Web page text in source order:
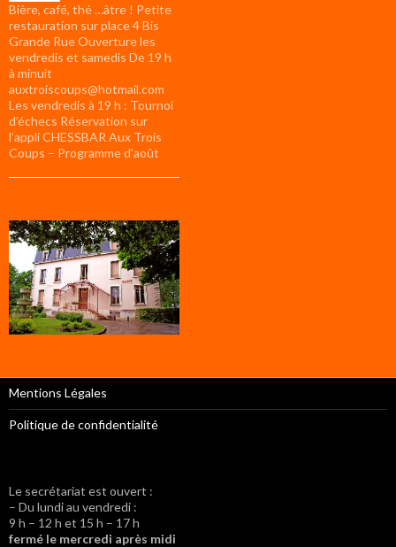
Bière, café, thé …âtre ! Petite
restauration sur place 4 Bis
Grande Rue Ouverture les
vendredis et samedis De 19 h
à minuit
auxtroiscoups@hotmail.com
Les vendredis à 19 h : Tournoi
d’échecs Réservation sur
l’appli CHESSBAR Aux Trois
Coups – Programme d’août
Mentions Légales
Politique de confidentialité
Le secrétariat est ouvert :
– Du lundi au vendredi :
9 h – 12 h et 15 h – 17 h
fermé le mercredi après midi